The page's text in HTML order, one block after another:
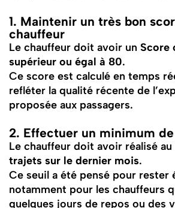
1. Maintenir un très bon
chauffeur
Le chauffeur doit avoir un Score
supérieur ou égal à 80.
Ce score est calculé en temps
refléter la qualité récente de
proposée aux passagers.
2. Effectuer un minimum
Le chauffeur doit avoir réalisé au
trajets sur le dernier mois.
Ce seuil a été pensé pour rester
notamment pour les chauffeurs
quelques jours de repos ou des